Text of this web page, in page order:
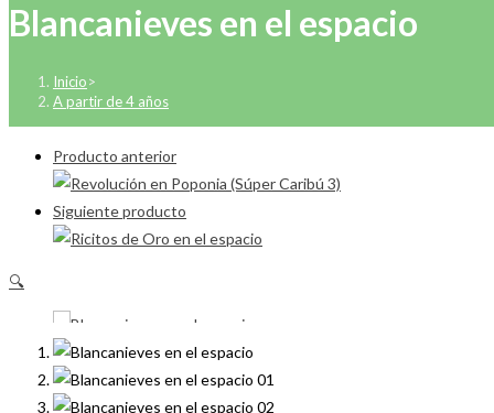
Blancanieves en el espacio
Inicio>
A partir de 4 años
Producto anterior
Siguiente producto
🔍